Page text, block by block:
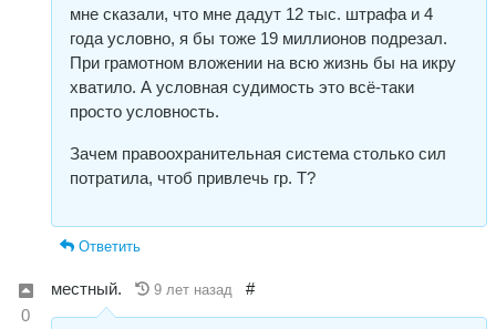
мне сказали, что мне дадут 12 тыс. штрафа и 4
года условно, я бы тоже 19 миллионов подрезал.
При грамотном вложении на всю жизнь бы на икру
хватило. А условная судимость это всё-таки
просто условность.
Зачем правоохранительная система столько сил
потратила, чтоб привлечь гр. Т?
Ответить
0
местный. 9 лет назад #